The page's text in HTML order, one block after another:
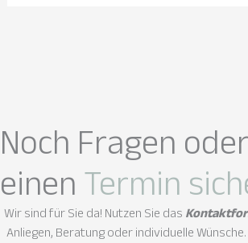
Noch Fragen
einen Termin
Wir sind für Sie da! Nutzen Sie das
Anliegen, Beratung oder individuelle